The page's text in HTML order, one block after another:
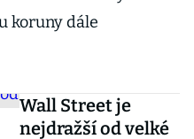
koruny dále
Wall Street je
nejdražší od velké